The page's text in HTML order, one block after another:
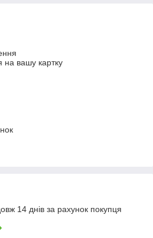
на вашу картку
14 днів за рахунок покупця